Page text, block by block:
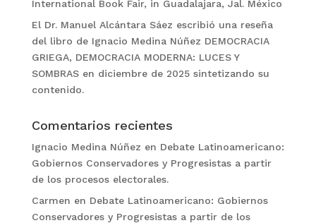
International Book Fair, in Guadalajara, Jal. México
El Dr. Manuel Alcántara Sáez escribió una reseña
del libro de Ignacio Medina Núñez DEMOCRACIA
GRIEGA, DEMOCRACIA MODERNA: LUCES Y
SOMBRAS en diciembre de 2025 sintetizando su
contenido.
Comentarios recientes
Ignacio Medina Núñez en Debate Latinoamericano:
Gobiernos Conservadores y Progresistas a partir
de los procesos electorales.
Carmen en Debate Latinoamericano: Gobiernos
Conservadores y Progresistas a partir de los